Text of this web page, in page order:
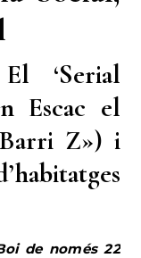
‘Serial
Escac el
Z») i
de només 22